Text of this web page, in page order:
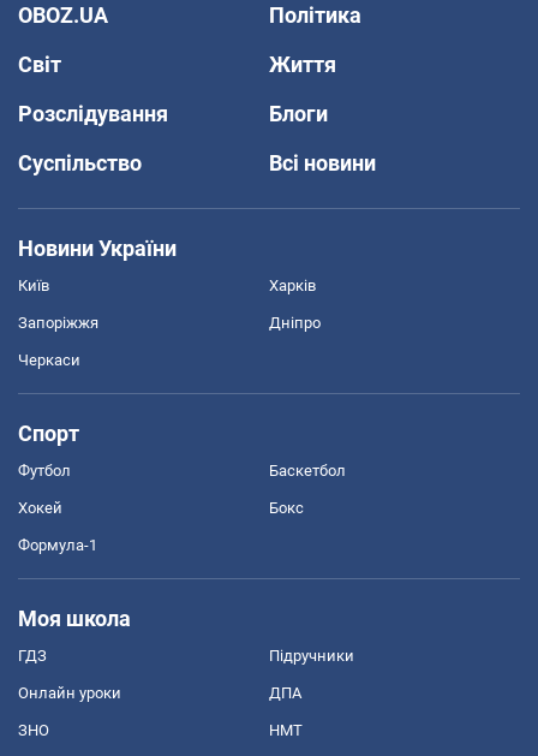
OBOZ.UA
Політика
Світ
Життя
Розслідування
Блоги
Суспільство
Всі новини
Новини України
Київ Харків
Запоріжжя Дніпро
Черкаси
Спорт
Футбол Баскетбол
Хокей Бокс
Формула-1
Моя школа
ГДЗ Підручники
Онлайн уроки ДПА
ЗНО НМТ